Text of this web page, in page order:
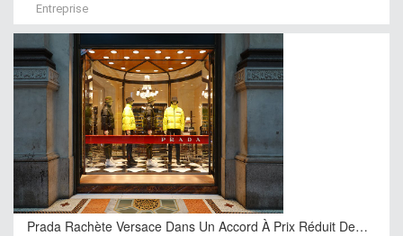
Entreprise
Prada Rachète Versace Dans Un Accord À Prix Réduit De…